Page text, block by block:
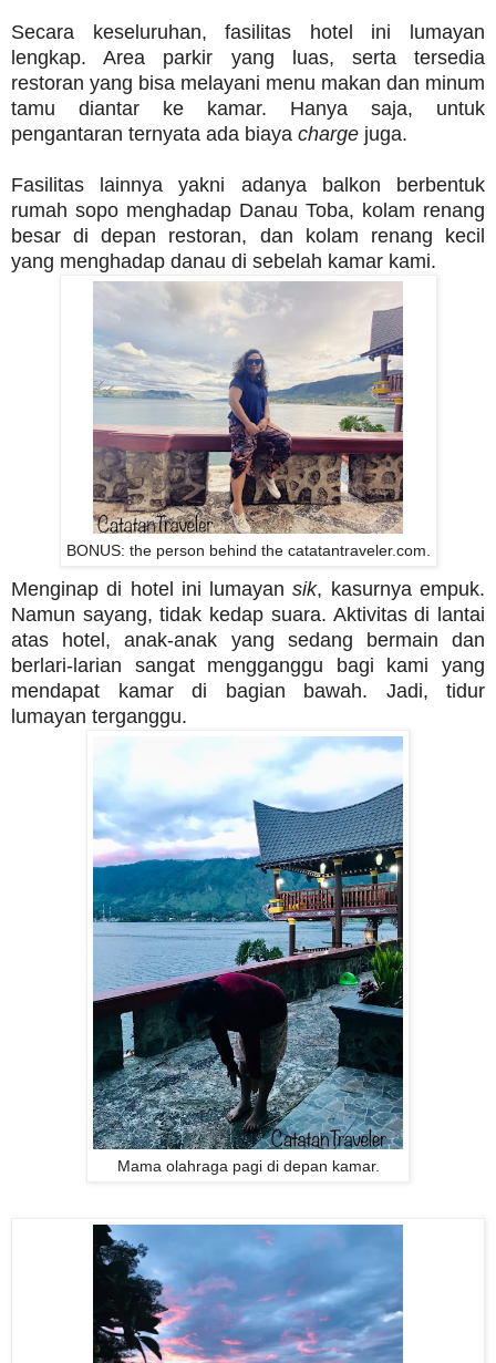
Secara keseluruhan, fasilitas hotel ini lumayan
lengkap. Area parkir yang luas, serta tersedia
restoran yang bisa melayani menu makan dan minum
tamu diantar ke kamar. Hanya saja, untuk
pengantaran ternyata ada biaya charge juga.
Fasilitas lainnya yakni adanya balkon berbentuk
rumah sopo menghadap Danau Toba, kolam renang
besar di depan restoran, dan kolam renang kecil
yang menghadap danau di sebelah kamar kami.
BONUS: the person behind the catatantraveler.com.
Menginap di hotel ini lumayansik, kasurnya empuk.
Namun sayang, tidak kedap suara. Aktivitas di lantai
atas hotel, anak-anak yang sedang bermain dan
berlari-larian sangat mengganggu bagi kami yang
mendapat kamar di bagian bawah. Jadi, tidur
lumayan terganggu.
Mama olahraga pagi di depan kamar.